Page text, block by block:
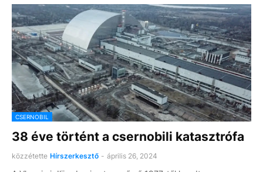
CSERNOBIL
38 éve történt a csernobili katasztrófa
közzétette Hírszerkesztő - április 26, 2024